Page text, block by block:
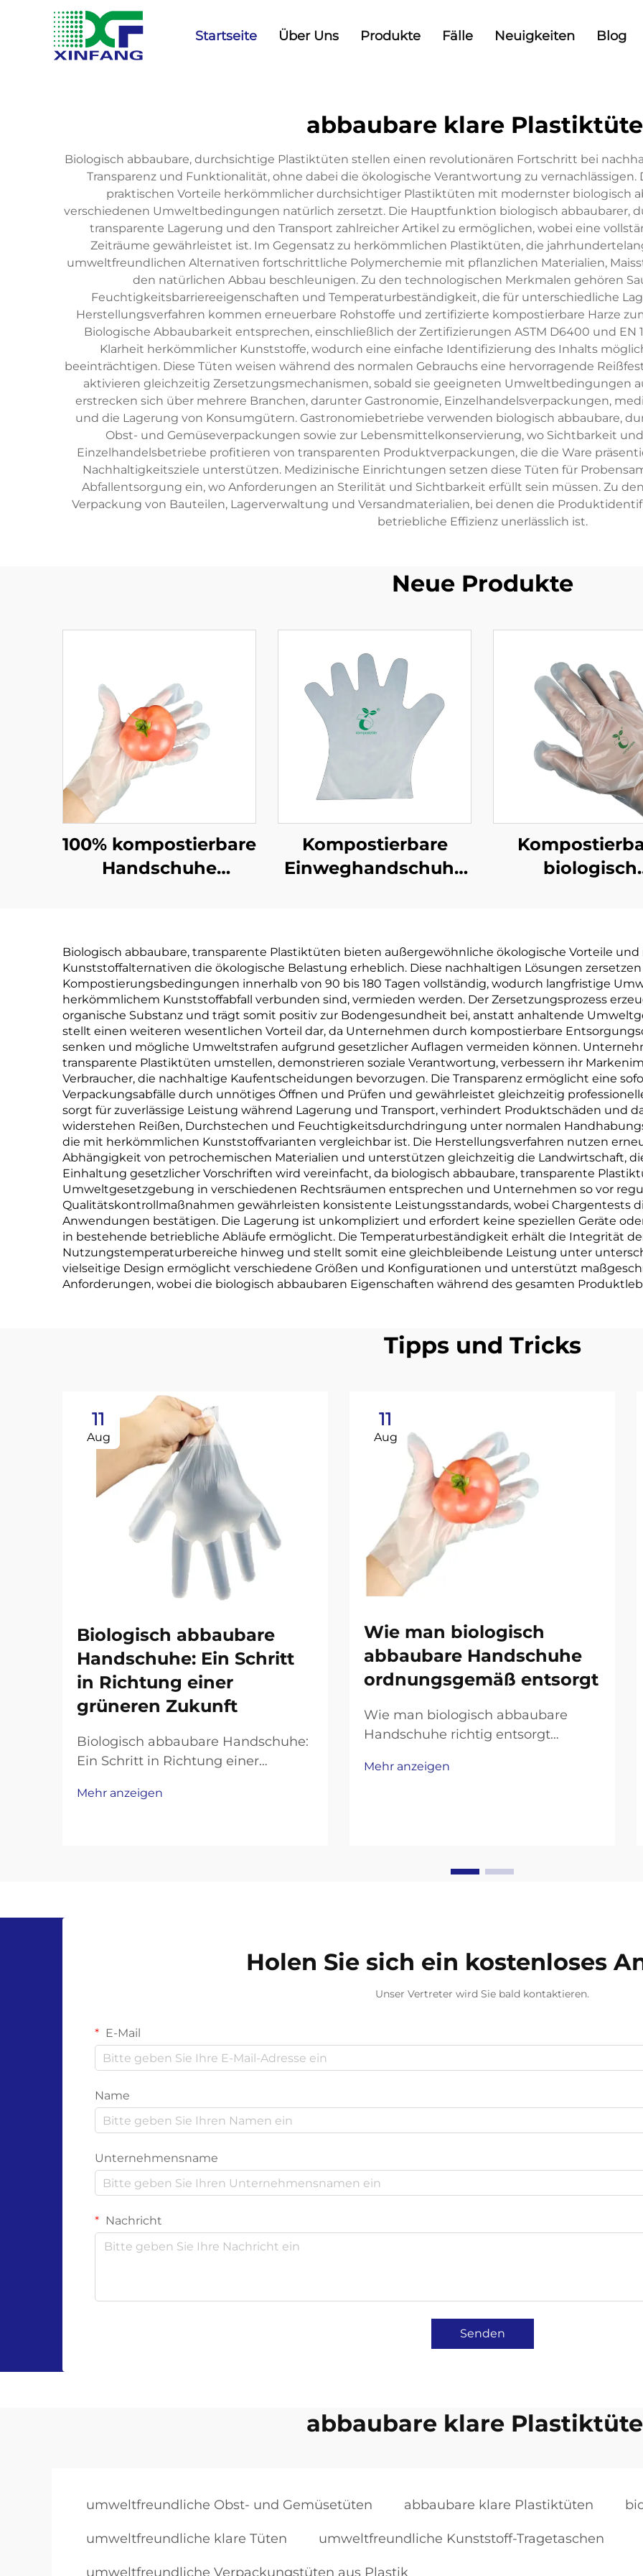
Startseite Über Uns Produkte Fälle Neuigkeiten Blog
abbaubare klare
Biologisch abbaubare, durchsichtige Plastiktüten stellen einen revolutionären Fortschritt bei
Transparenz und Funktionalität, ohne dabei die ökologische Verantwortung zu
praktischen Vorteile herkömmlicher durchsichtiger Plastiktüten mit modernster biologisch
verschiedenen Umweltbedingungen natürlich zersetzt. Die Hauptfunktion biologisch abbaubarer,
transparente Lagerung und den Transport zahlreicher Artikel zu ermöglichen, wobei eine
Zeiträume gewährleistet ist. Im Gegensatz zu herkömmlichen Plastiktüten, die
umweltfreundlichen Alternativen fortschrittliche Polymerchemie mit pflanzlichen Materialien,
den natürlichen Abbau beschleunigen. Zu den technologischen Merkmalen gehören
Feuchtigkeitsbarriereeigenschaften und Temperaturbeständigkeit, die für unterschiedliche
Herstellungsverfahren kommen erneuerbare Rohstoffe und zertifizierte kompostierbare Harze
Biologische Abbaubarkeit entsprechen, einschließlich der Zertifizierungen ASTM D6400 und EN
Klarheit herkömmlicher Kunststoffe, wodurch eine einfache Identifizierung des Inhalts
beeinträchtigen. Diese Tüten weisen während des normalen Gebrauchs eine hervorragende
aktivieren gleichzeitig Zersetzungsmechanismen, sobald sie geeigneten Umweltbedingungen
erstrecken sich über mehrere Branchen, darunter Gastronomie, Einzelhandelsverpackungen,
und die Lagerung von Konsumgütern. Gastronomiebetriebe verwenden biologisch abbaubare,
Obst- und Gemüseverpackungen sowie zur Lebensmittelkonservierung, wo Sichtbarkeit
Einzelhandelsbetriebe profitieren von transparenten Produktverpackungen, die die Ware
Nachhaltigkeitsziele unterstützen. Medizinische Einrichtungen setzen diese Tüten für
Abfallentsorgung ein, wo Anforderungen an Sterilität und Sichtbarkeit erfüllt sein müssen. Zu
Verpackung von Bauteilen, Lagerverwaltung und Versandmaterialien, bei denen die
betriebliche Effizienz unerlässlich ist.
Neue Produkte
100% kompostierbare
Handschuhe
Maisstärke-Material
Kompostierbare
Einweghandschuhe
Material
biologisch
&
PLA PBAT
Material
Biologisch abbaubare, transparente Plastiktüten bieten außergewöhnliche ökologische Vorteile
Kunststoffalternativen die ökologische Belastung erheblich. Diese nachhaltigen Lösungen
Kompostierungsbedingungen innerhalb von 90 bis 180 Tagen vollständig, wodurch langfristige
herkömmlichem Kunststoffabfall verbunden sind, vermieden werden. Der Zersetzungsprozess
organische Substanz und trägt somit positiv zur Bodengesundheit bei, anstatt anhaltende
stellt einen weiteren wesentlichen Vorteil dar, da Unternehmen durch kompostierbare
senken und mögliche Umweltstrafen aufgrund gesetzlicher Auflagen vermeiden können.
transparente Plastiktüten umstellen, demonstrieren soziale Verantwortung, verbessern ihr
Verbraucher, die nachhaltige Kaufentscheidungen bevorzugen. Die Transparenz ermöglicht eine
Verpackungsabfälle durch unnötiges Öffnen und Prüfen und gewährleistet gleichzeitig
sorgt für zuverlässige Leistung während Lagerung und Transport, verhindert Produktschäden und
widerstehen Reißen, Durchstechen und Feuchtigkeitsdurchdringung unter normalen
die mit herkömmlichen Kunststoffvarianten vergleichbar ist. Die Herstellungsverfahren nutzen
Abhängigkeit von petrochemischen Materialien und unterstützen gleichzeitig die Landwirtschaft,
Einhaltung gesetzlicher Vorschriften wird vereinfacht, da biologisch abbaubare, transparente
Umweltgesetzgebung in verschiedenen Rechtsräumen entsprechen und Unternehmen so vor
Qualitätskontrollmaßnahmen gewährleisten konsistente Leistungsstandards, wobei Chargentests
Anwendungen bestätigen. Die Lagerung ist unkompliziert und erfordert keine speziellen Geräte
in bestehende betriebliche Abläufe ermöglicht. Die Temperaturbeständigkeit erhält die Integrität
Nutzungstemperaturbereiche hinweg und stellt somit eine gleichbleibende Leistung unter
vielseitige Design ermöglicht verschiedene Größen und Konfigurationen und unterstützt
Anforderungen, wobei die biologisch abbaubaren Eigenschaften während des gesamten
Tipps und Tricks
11
Aug
Biologisch abbaubare
Handschuhe: Ein Schritt
in Richtung einer
grüneren Zukunft
Biologisch abbaubare Handschuhe:
Ein Schritt in Richtung einer
sich mit Plastikverschmutzung
Mehr anzeigen
11
Aug
Wie man biologisch
abbaubare Handschuhe
ordnungsgemäß entsorgt
Wie man biologisch abbaubare
Handschuhe richtig entsorgt
sind eine beliebte
funktionieren nur, wenn man sie
Mehr anzeigen
Holen Sie sich ein kostenloses
Unser Vertreter wird Sie bald kontaktieren.
E-Mail
Name
Unternehmensname
Nachricht
Senden
abbaubare klare
umweltfreundliche Obst- und Gemüsetüten abbaubare klare Plastiktüten
umweltfreundliche klare Tüten umweltfreundliche Kunststoff-Tragetaschen
umweltfreundliche Verpackungstüten aus Plastik